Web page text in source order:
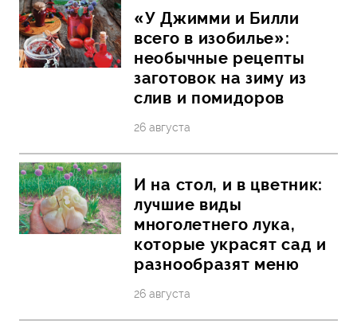
«У Джимми и Билли
всего в изобилье»:
необычные рецепты
заготовок на зиму из
слив и помидоров
26 августа
И на стол, и в цветник:
лучшие виды
многолетнего лука,
которые украсят сад и
разнообразят меню
26 августа